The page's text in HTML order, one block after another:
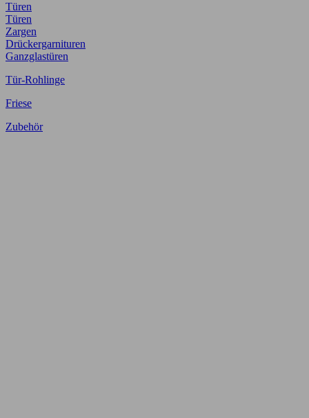
Türen
Türen
Zargen
Drückergarnituren
Ganzglastüren
Tür-Rohlinge
Friese
Zubehör